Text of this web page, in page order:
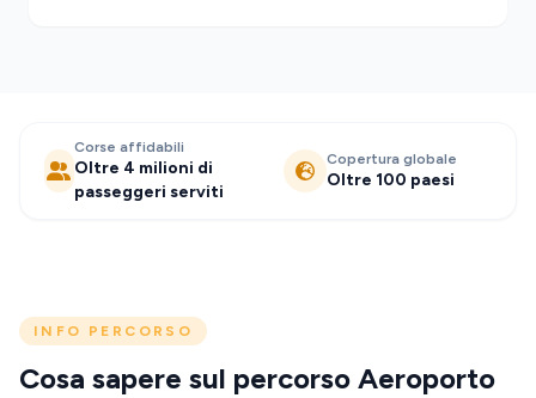
Corse affidabili
Oltre 4 milioni di
passeggeri serviti
Copertura globale
Oltre 100 paesi
INFO PERCORSO
Cosa sapere sul percorso Aeroporto